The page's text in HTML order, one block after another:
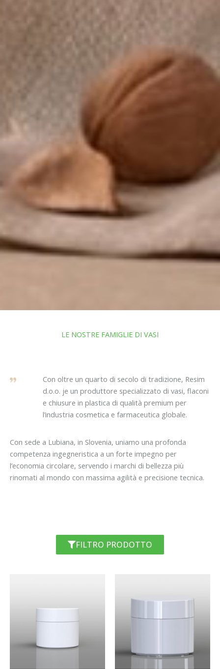
LE NOSTRE FAMIGLIE DI VASI
Con oltre un quarto di secolo di tradizione, Resim
d.o.o. je un produttore specializzato di vasi, flaconi
e chiusure in plastica di qualità premium per
l’industria cosmetica e farmaceutica globale.
Con sede a Lubiana, in Slovenia, uniamo una profonda
competenza ingegneristica a un forte impegno per
l’economia circolare, servendo i marchi di bellezza più
rinomati al mondo con massima agilità e precisione tecnica.
FILTRO PRODOTTO